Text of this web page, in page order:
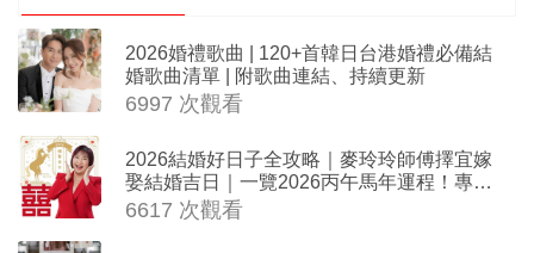
2026婚禮歌曲 | 120+首韓日台港婚禮必備結
婚歌曲清單 | 附歌曲連結、持續更新
6997 次觀看
2026結婚好日子全攻略｜麥玲玲師傅擇宜嫁
娶結婚吉日｜一覽2026丙午馬年運程！專業
擇日結婚+避開沖煞生肖指南
6617 次觀看